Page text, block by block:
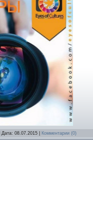
| Дата: 08.07.2015 Комментарии (0)